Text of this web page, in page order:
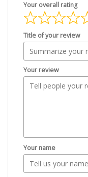
Your overall rating
Title of your review
Your review
Your name